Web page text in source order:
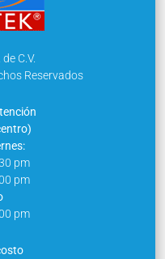
C.V.
Reservados
pm
pm
pm